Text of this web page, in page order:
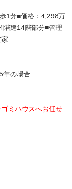
1分■価格：4,298万
階建14階部分■管理
年の場合
ミハウスへお任せ